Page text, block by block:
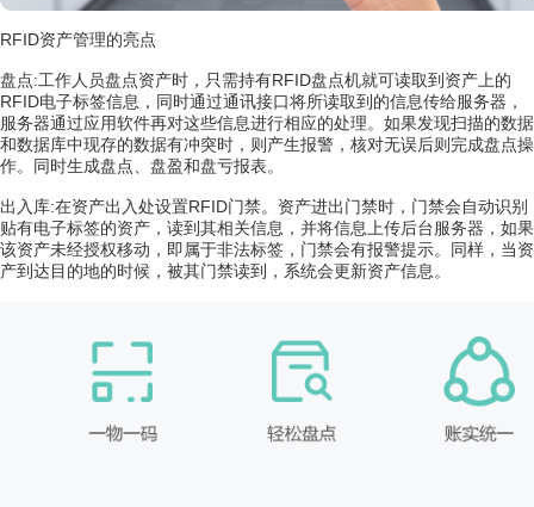
RFID资产管理的亮点
盘点:工作人员盘点资产时，只需持有RFID盘点机就可读取到资产上的
RFID电子标签信息，同时通过通讯接口将所读取到的信息传给服务器，
服务器通过应用软件再对这些信息进行相应的处理。如果发现扫描的数据
和数据库中现存的数据有冲突时，则产生报警，核对无误后则完成盘点操
作。同时生成盘点、盘盈和盘亏报表。
出入库:在资产出入处设置RFID门禁。资产进出门禁时，门禁会自动识别
贴有电子标签的资产，读到其相关信息，并将信息上传后台服务器，如果
该资产未经授权移动，即属于非法标签，门禁会有报警提示。同样，当资
产到达目的地的时候，被其门禁读到，系统会更新资产信息。